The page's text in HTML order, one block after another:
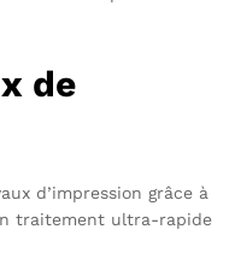
de
d’impression grâce à
traitement ultra-rapide